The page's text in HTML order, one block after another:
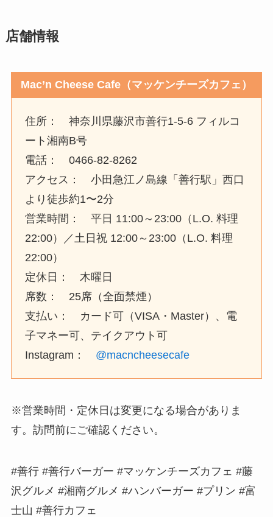
店舗情報
Mac’n Cheese Cafe（マッケンチーズカフェ）
住所： 神奈川県藤沢市善行1-5-6 フィルコ
ート湘南B号
電話： 0466-82-8262
アクセス： 小田急江ノ島線「善行駅」西口
より徒歩約1〜2分
営業時間： 平日 11:00～23:00（L.O. 料理
22:00）／土日祝 12:00～23:00（L.O. 料理
22:00）
定休日： 木曜日
席数： 25席（全面禁煙）
支払い： カード可（VISA・Master）、電
子マネー可、テイクアウト可
Instagram： @macncheesecafe
※営業時間・定休日は変更になる場合がありま
す。訪問前にご確認ください。
#善行 #善行バーガー #マッケンチーズカフェ #藤
沢グルメ #湘南グルメ #ハンバーガー #プリン #富
士山 #善行カフェ